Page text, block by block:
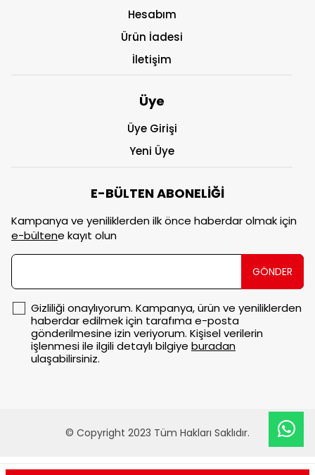
Hesabım
Ürün İadesi
İletişim
Üye
Üye Girişi
Yeni Üye
E-BÜLTEN ABONELİĞİ
Kampanya ve yeniliklerden ilk önce haberdar olmak için
e-bültene kayıt olun
GÖNDER
Gizliliği onaylıyorum. Kampanya, ürün ve yeniliklerden
haberdar edilmek için tarafıma e-posta
gönderilmesine izin veriyorum. Kişisel verilerin
işlenmesi ile ilgili detaylı bilgiye buradan
ulaşabilirsiniz.
© Copyright 2023 Tüm Hakları Saklıdır.